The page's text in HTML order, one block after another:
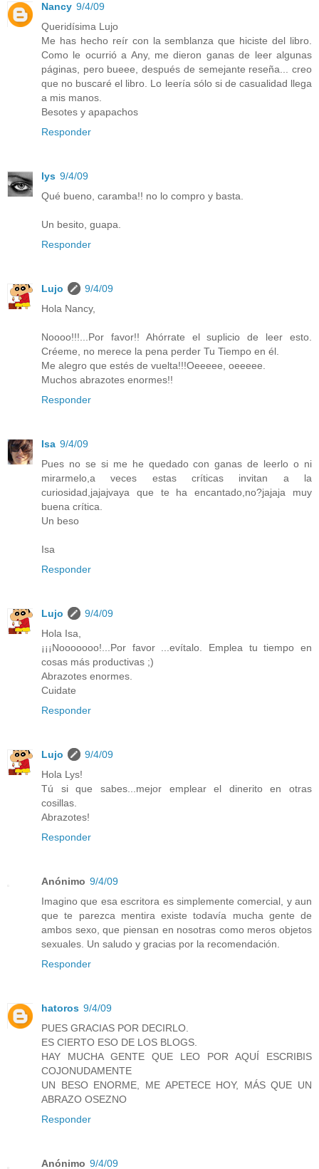
Nancy 9/4/09
Queridísima Lujo
Me has hecho reír con la semblanza que hiciste del libro.
Como le ocurrió a Any, me dieron ganas de leer algunas
páginas, pero bueee, después de semejante reseña... creo
que no buscaré el libro. Lo leería sólo si de casualidad llega
a mis manos.
Besotes y apapachos
Responder
lys 9/4/09
Qué bueno, caramba!! no lo compro y basta.
Un besito, guapa.
Responder
Lujo
9/4/09
Hola Nancy,
Noooo!!!...Por favor!! Ahórrate el suplicio de leer esto.
Créeme, no merece la pena perder Tu Tiempo en él.
Me alegro que estés de vuelta!!!Oeeeee, oeeeee.
Muchos abrazotes enormes!!
Responder
Isa 9/4/09
Pues no se si me he quedado con ganas de leerlo o ni
mirarmelo,a veces estas críticas invitan a la
curiosidad,jajajvaya que te ha encantado,no?jajaja muy
buena crítica.
Un beso
Isa
Responder
Lujo
9/4/09
Hola Isa,
¡¡¡Nooooooo!...Por favor ...evítalo. Emplea tu tiempo en
cosas más productivas ;)
Abrazotes enormes.
Cuidate
Responder
Lujo
9/4/09
Hola Lys!
Tú si que sabes...mejor emplear el dinerito en otras
cosillas.
Abrazotes!
Responder
Anónimo 9/4/09
Imagino que esa escritora es simplemente comercial, y aun
que te parezca mentira existe todavía mucha gente de
ambos sexo, que piensan en nosotras como meros objetos
sexuales. Un saludo y gracias por la recomendación.
Responder
hatoros 9/4/09
PUES GRACIAS POR DECIRLO.
ES CIERTO ESO DE LOS BLOGS.
HAY MUCHA GENTE QUE LEO POR AQUÍ ESCRIBIS
COJONUDAMENTE
UN BESO ENORME, ME APETECE HOY, MÁS QUE UN
ABRAZO OSEZNO
Responder
Anónimo 9/4/09